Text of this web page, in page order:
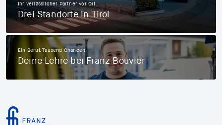
Ihr verlässlicher Partner vor Ort.
Drei Standorte in Tirol
Ein Beruf. Tausend Chancen.
Deine Lehre bei Franz Bouvier